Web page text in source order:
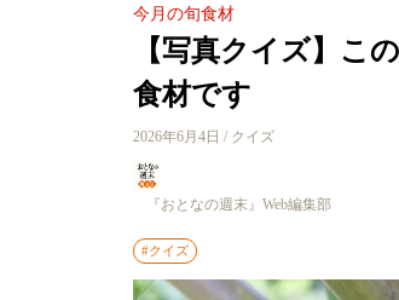
今月の旬食材
【写真クイズ】こ
食材です
2026年6月4日 / クイズ
『おとなの週末』Web編集部
#クイズ